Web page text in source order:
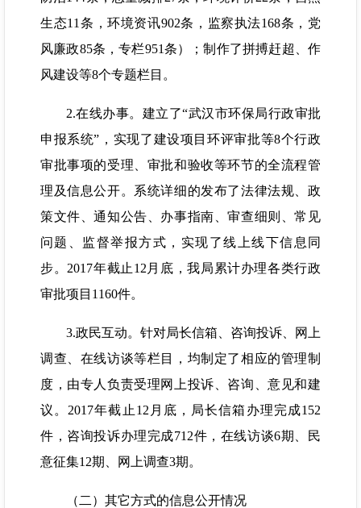
生态11条，环境资讯902条，监察执法168条，党
风廉政85条，专栏951条）；制作了拼搏赶超、作
风建设等8个专题栏目。
2.在线办事。建立了“武汉市环保局行政审批
申报系统”，实现了建设项目环评审批等8个行政
审批事项的受理、审批和验收等环节的全流程管
理及信息公开。系统详细的发布了法律法规、政
策文件、通知公告、办事指南、审查细则、常见
问题、监督举报方式，实现了线上线下信息同
步。2017年截止12月底，我局累计办理各类行政
审批项目1160件。
3.政民互动。针对局长信箱、咨询投诉、网上
调查、在线访谈等栏目，均制定了相应的管理制
度，由专人负责受理网上投诉、咨询、意见和建
议。2017年截止12月底，局长信箱办理完成152
件，咨询投诉办理完成712件，在线访谈6期、民
意征集12期、网上调查3期。
（二）其它方式的信息公开情况